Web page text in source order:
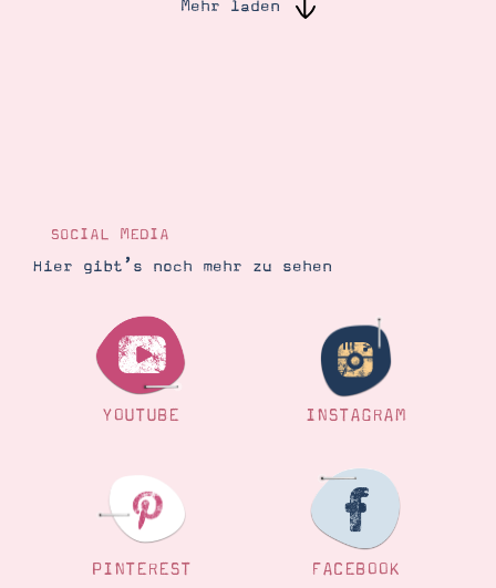
Mehr laden
SOCIAL MEDIA
Hier gibt’s noch mehr zu sehen
YOUTUBE INSTAGRAM
PINTEREST FACEBOOK